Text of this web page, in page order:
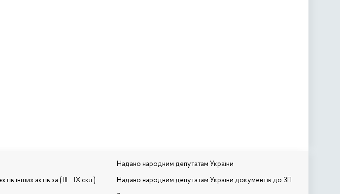
інших актів за ( III – IX скл.)
Надано народним депутатам України
Надано народним депутатам України документів до ЗП